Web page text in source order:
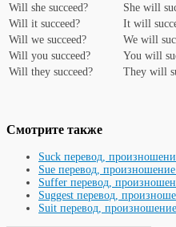
Will she succeed?
She will
Will it succeed?
It will
Will we succeed?
We will
Will you succeed?
You will
Will they succeed?
They will
Смотрите также
Suck перевод,
Sue перевод,
Suffer перевод,
Suggest перевод,
Suit перевод,